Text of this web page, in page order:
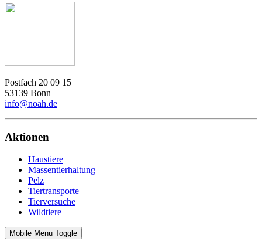
Postfach 20 09 15
53139 Bonn
info@noah.de
Aktionen
Haustiere
Massentierhaltung
Pelz
Tiertransporte
Tierversuche
Wildtiere
Mobile Menu Toggle